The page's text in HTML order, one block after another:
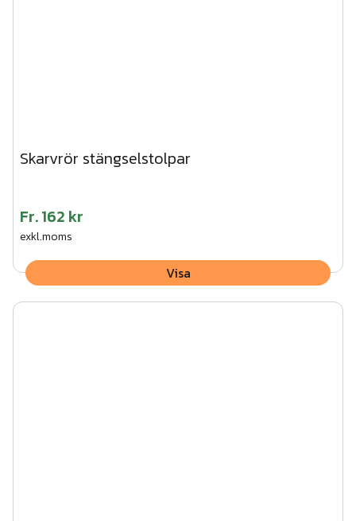
Skarvrör stängselstolpar
Fr.162 kr
exkl.moms
Visa